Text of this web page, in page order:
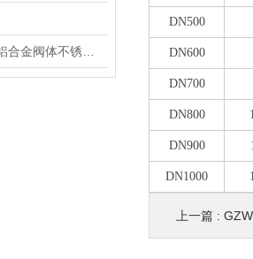
DN500
DN600
DN700
DN800
DN900
DN1000
上一篇 :